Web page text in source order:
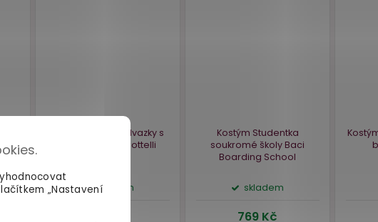
„Nastavení